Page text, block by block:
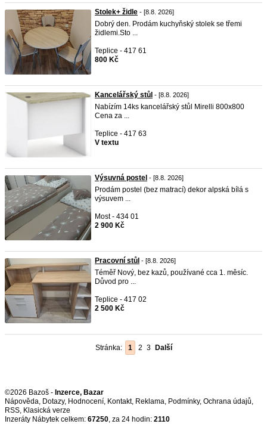
Stolek+ židle - [8.8. 2026]
Dobrý den. Prodám kuchyňský stolek se třemi
židlemi.Sto ...
Teplice - 417 61
800 Kč
Kancelářský stůl - [8.8. 2026]
Nabízím 14ks kancelářský stůl Mirelli 800x800
Cena za ...
Teplice - 417 63
V textu
Výsuvná postel - [8.8. 2026]
Prodám postel (bez matrací) dekor alpská bílá s
výsuvem ...
Most - 434 01
2 900 Kč
Pracovní stůl - [8.8. 2026]
Téměř Nový, bez kazů, používané cca 1. měsíc.
Důvod pro ...
Teplice - 417 02
2 500 Kč
Stránka: 1 2 3 Další
©2026 Bazoš - Inzerce, Bazar
Nápověda, Dotazy, Hodnocení, Kontakt, Reklama, Podmínky, Ochrana údajů,
RSS,
Inzeráty Nábytek celkem: 67250, za 24 hodin: 2110